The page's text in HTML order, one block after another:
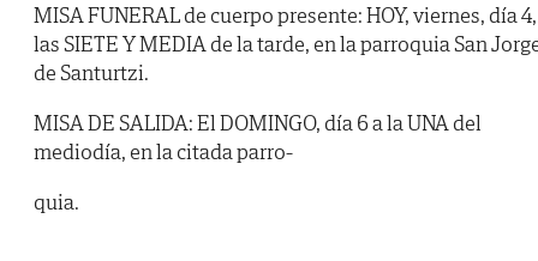
MISA FUNERAL de cuerpo presente: HOY, viernes, día
las SIETE Y MEDIA de la tarde, en la parroquia San
de Santurtzi.
MISA DE SALIDA: El DOMINGO, día 6 a la UNA del
mediodía, en la citada parro-
quia.